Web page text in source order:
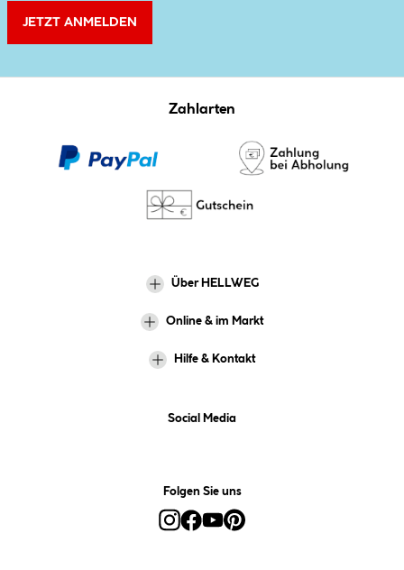
JETZT ANMELDEN
Zahlarten
Über HELLWEG
Online & im Markt
Hilfe & Kontakt
Social Media
Folgen Sie uns